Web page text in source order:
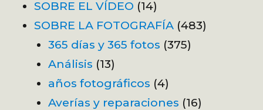
SOBRE EL VÍDEO (14)
SOBRE LA FOTOGRAFÍA (483)
365 días y 365 fotos (375)
Análisis (13)
años fotográficos (4)
Averías y reparaciones (16)